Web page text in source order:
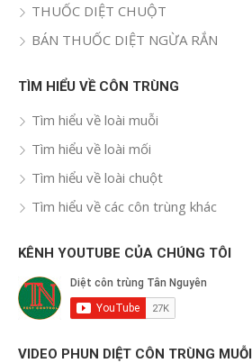
THUỐC DIỆT CHUỘT
BÁN THUỐC DIỆT NGỪA RẮN
TÌM HIỂU VỀ CÔN TRÙNG
Tìm hiểu về loài muỗi
Tìm hiểu về loài mối
Tìm hiểu về loài chuột
Tìm hiểu về các côn trùng khác
KÊNH YOUTUBE CỦA CHÚNG TÔI
VIDEO PHUN DIỆT CÔN TRÙNG MUỖI